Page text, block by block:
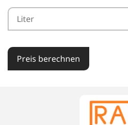
Preis berechnen